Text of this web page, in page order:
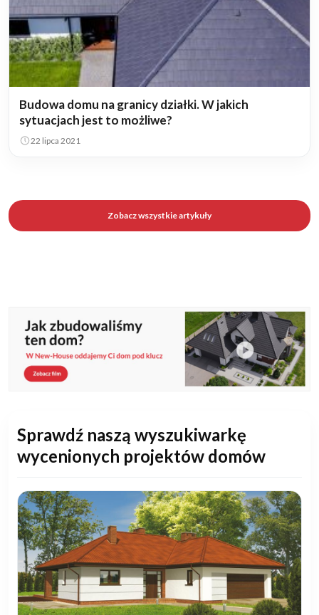
Budowa domu na granicy działki. W jakich
sytuacjach jest to możliwe?
22 lipca 2021
Zobacz wszystkie artykuły
Sprawdź naszą wyszukiwarkę
wycenionych projektów domów